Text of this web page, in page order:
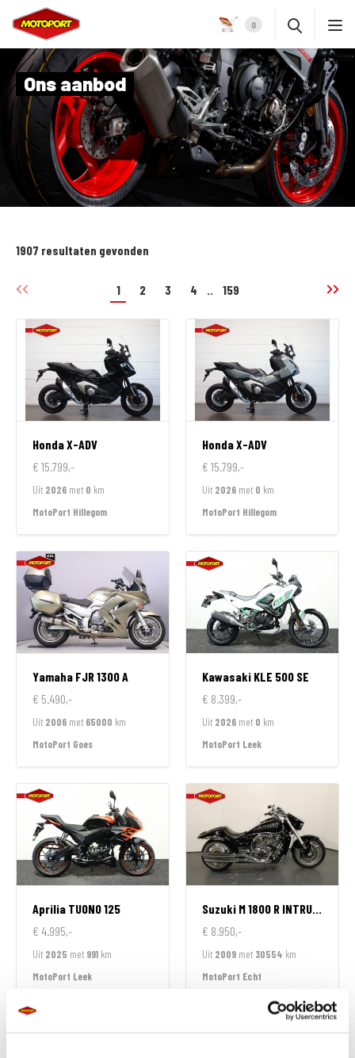
0
Ons aanbod
1907 resultaten gevonden
1 2 3 4 .. 159
HondaX-ADV
€ 15.799,-
Uit 2026 met 0 km
MotoPort Hillegom
HondaX-ADV
€ 15.799,-
Uit 2026 met 0 km
MotoPort Hillegom
Yamaha FJR 1300 A
€ 5.490,-
Uit 2006 met 65000 km
MotoPort Goes
Kawasaki KLE 500 SE
€ 8.399,-
Uit 2026 met 0 km
MotoPort Leek
Aprilia TUONO 125
€ 4.995,-
Uit 2025 met 991 km
MotoPort Leek
Suzuki M 1800 R INTRUDER
€ 8.950,-
Uit 2009 met 30554 km
MotoPort Echt